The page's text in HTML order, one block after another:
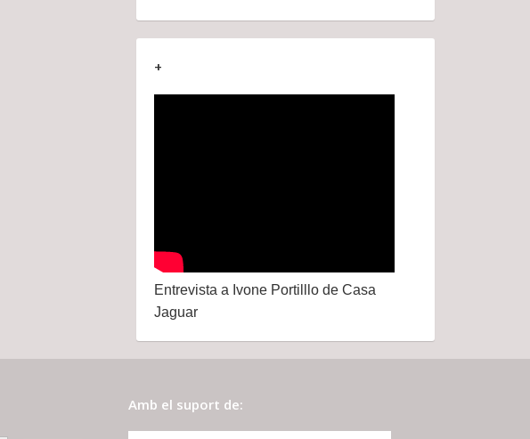
+
Entrevista a Ivone Portilllo de Casa
Jaguar
Amb el suport de: